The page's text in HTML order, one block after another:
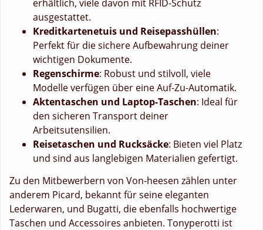
erhältlich, viele davon mit RFID-Schutz
ausgestattet.
Kreditkartenetuis und Reisepasshüllen:
Perfekt für die sichere Aufbewahrung deiner
wichtigen Dokumente.
Regenschirme: Robust und stilvoll, viele
Modelle verfügen über eine Auf-Zu-Automatik.
Aktentaschen und Laptop-Taschen: Ideal für
den sicheren Transport deiner
Arbeitsutensilien.
Reisetaschen und Rucksäcke: Bieten viel Platz
und sind aus langlebigen Materialien gefertigt.
Zu den Mitbewerbern von Von-heesen zählen unter
anderem Picard, bekannt für seine eleganten
Lederwaren, und Bugatti, die ebenfalls hochwertige
Taschen und Accessoires anbieten. Tonyperotti ist